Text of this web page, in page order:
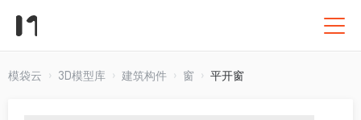
模袋云 3D模型库 建筑构件 窗 平开窗